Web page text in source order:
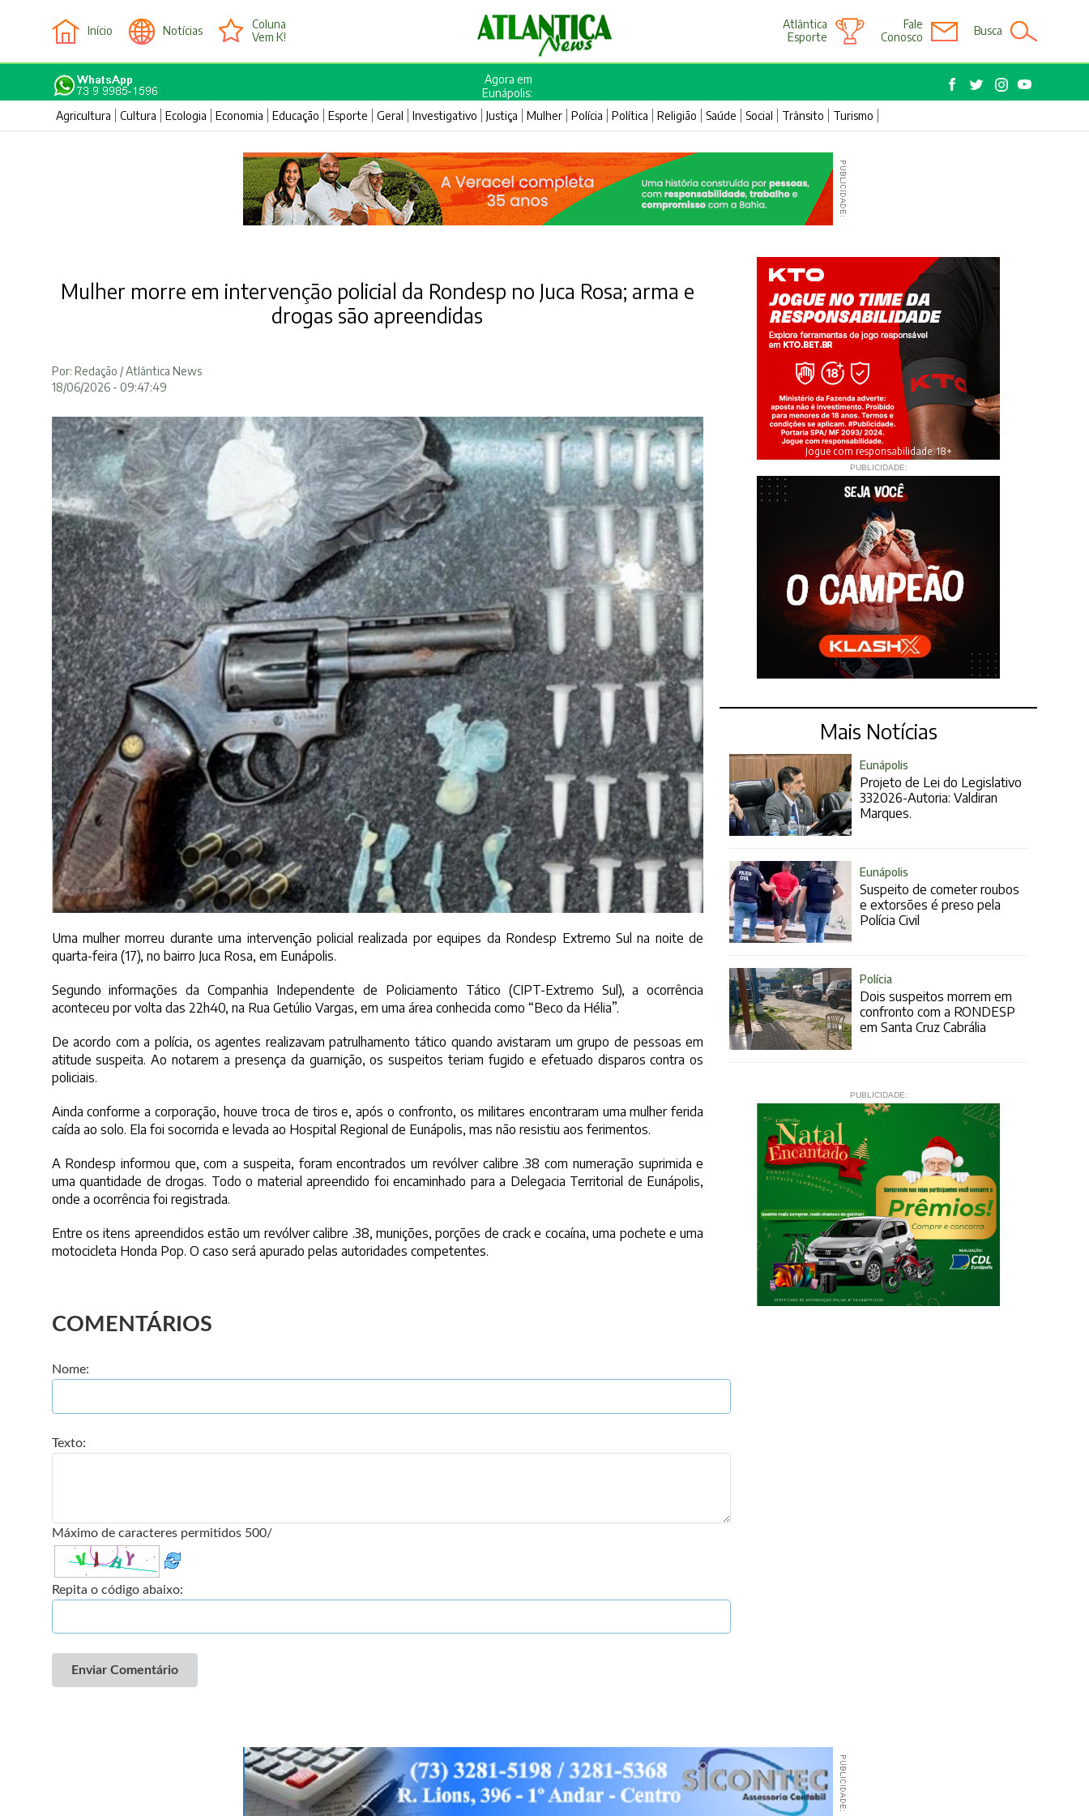
Início Notícias
Coluna
Vem K!
Atlântica
Esporte
Fale
Conosco
Busca
Agora em
Eunápolis:
Agricultura
Cultura Ecologia Economia Educação Esporte Geral Investigativo Justiça Mulher Polícia Política Religião Saúde Social Trânsito Turismo
Mulher morre em intervenção policial da Rondesp no Juca Rosa; arma e
drogas são apreendidas
Por: Redação / Atlântica News
18/06/2026 - 09:47:49
Uma mulher morreu durante uma intervenção policial realizada por equipes da Rondesp Extremo Sul na noite de
quarta-feira (17), no bairro Juca Rosa, em Eunápolis.
Segundo informações da Companhia Independente de Policiamento Tático (CIPT-Extremo Sul), a ocorrência
aconteceu por volta das 22h40, na Rua Getúlio Vargas, em uma área conhecida como “Beco da Hélia”.
De acordo com a polícia, os agentes realizavam patrulhamento tático quando avistaram um grupo de pessoas em
atitude suspeita. Ao notarem a presença da guarnição, os suspeitos teriam fugido e efetuado disparos contra os
policiais.
Ainda conforme a corporação, houve troca de tiros e, após o confronto, os militares encontraram uma mulher ferida
caída ao solo. Ela foi socorrida e levada ao Hospital Regional de Eunápolis, mas não resistiu aos ferimentos.
A Rondesp informou que, com a suspeita, foram encontrados um revólver calibre .38 com numeração suprimida e
uma quantidade de drogas. Todo o material apreendido foi encaminhado para a Delegacia Territorial de Eunápolis,
onde a ocorrência foi registrada.
Entre os itens apreendidos estão um revólver calibre .38, munições, porções de crack e cocaína, uma pochete e uma
motocicleta Honda Pop. O caso será apurado pelas autoridades competentes.
COMENTÁRIOS
Nome:
Texto:
Máximo de caracteres permitidos 500/
Repita o código abaixo:
Enviar Comentário
Jogue com responsabilidade. 18+
PUBLICIDADE:
Mais Notícias
Eunápolis
Projeto de Lei do Legislativo
332026-Autoria: Valdiran
Marques.
Eunápolis
Suspeito de cometer roubos
e extorsões é preso pela
Polícia Civil
Polícia
Dois suspeitos morrem em
confronto com a RONDESP
em Santa Cruz Cabrália
PUBLICIDADE: